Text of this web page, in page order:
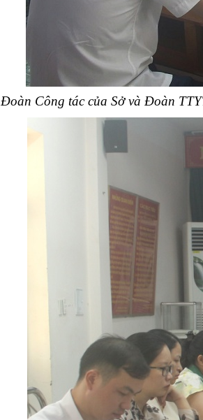
Đoàn Công tác của Sở và Đoàn